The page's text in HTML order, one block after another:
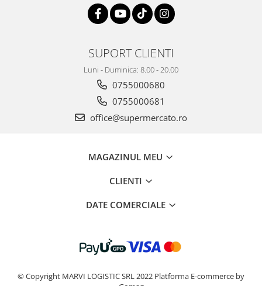
SUPORT CLIENTI
Luni - Duminica: 8.00 - 20.00
0755000680
0755000681
office@supermercato.ro
MAGAZINUL MEU
CLIENTI
DATE COMERCIALE
© Copyright MARVI LOGISTIC SRL 2022 Platforma E-commerce by